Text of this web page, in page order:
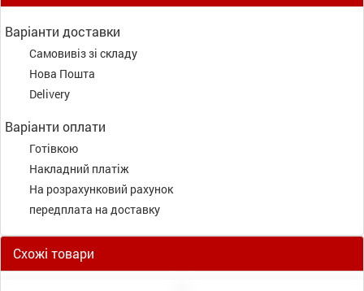
Варіанти доставки
Самовивіз зі складу
Нова Пошта
Delivery
Варіанти оплати
Готівкою
Накладний платіж
На розрахунковий рахунок
передплата на доставку
Схожі товари